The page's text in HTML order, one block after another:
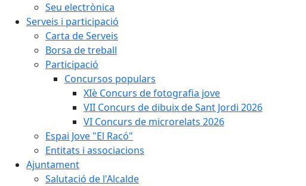
Seu electrònica
Serveis i participació
Carta de Serveis
Borsa de treball
Participació
Concursos populars
XIè Concurs de fotografia jove
VII Concurs de dibuix de Sant Jordi 2026
VI Concurs de microrelats 2026
Espai Jove "El Racó"
Entitats i associacions
Ajuntament
Salutació de l'Alcalde